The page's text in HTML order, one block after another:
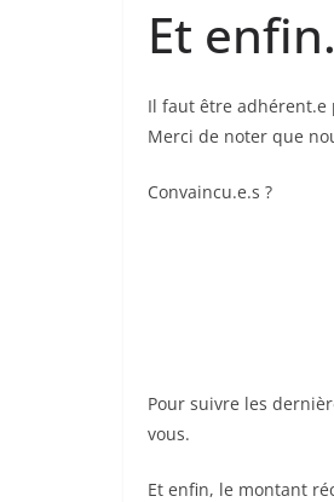
Et
Il faut être adhérent.e
Merci de noter que
Convaincu.e.s ?
Pour suivre les
vous.
Et enfin, le montant